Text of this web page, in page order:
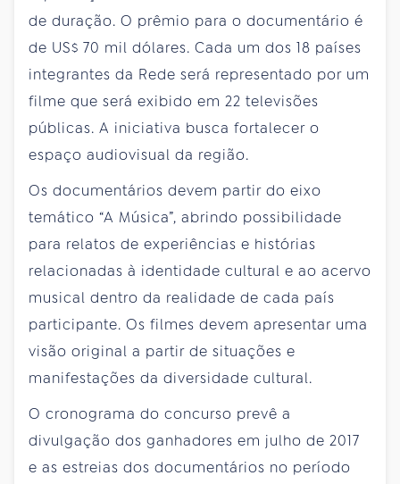
de duração. O prêmio para o documentário é
de US$ 70 mil dólares. Cada um dos 18 países
integrantes da Rede será representado por um
filme que será exibido em 22 televisões
públicas. A iniciativa busca fortalecer o
espaço audiovisual da região.
Os documentários devem partir do eixo
temático “A Música”, abrindo possibilidade
para relatos de experiências e histórias
relacionadas à identidade cultural e ao acervo
musical dentro da realidade de cada país
participante. Os filmes devem apresentar uma
visão original a partir de situações e
manifestações da diversidade cultural.
O cronograma do concurso prevê a
divulgação dos ganhadores em julho de 2017
e as estreias dos documentários no período